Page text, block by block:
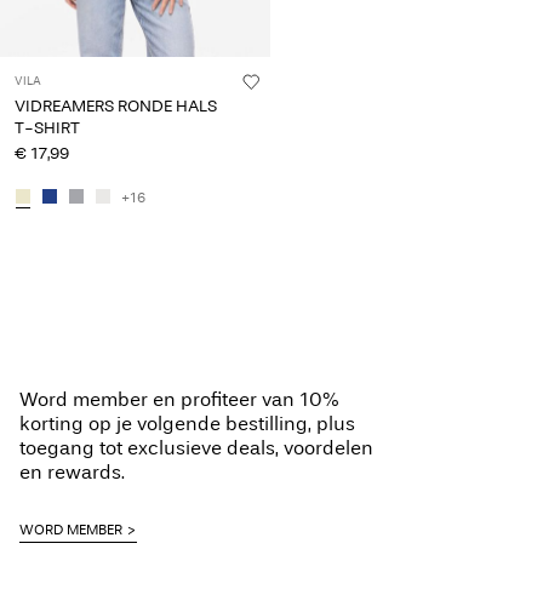
VILA
VIDREAMERS RONDE HALS
T-SHIRT
€ 17,99
+16
Word member en profiteer van 10%
korting op je volgende bestilling, plus
toegang tot exclusieve deals, voordelen
en rewards.
WORD MEMBER